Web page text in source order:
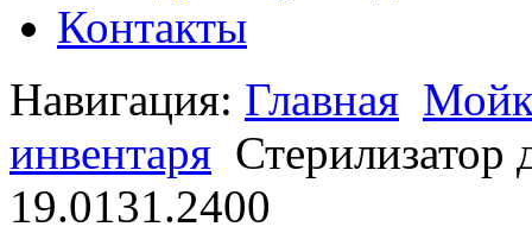
Контакты
Навигация: Главная
инвентаря Стерилизатор
19.0131.2400